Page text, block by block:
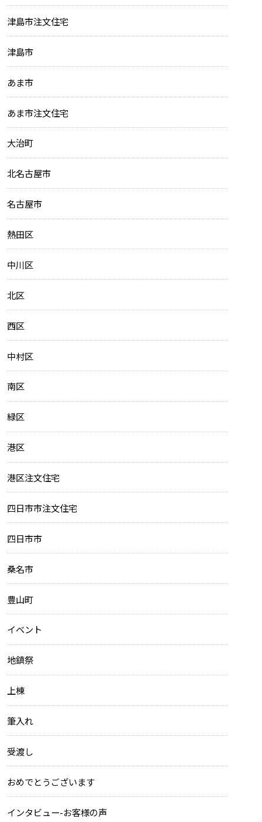
津島市注文住宅
津島市
あま市
あま市注文住宅
大治町
北名古屋市
名古屋市
熱田区
中川区
北区
西区
中村区
南区
緑区
港区
港区注文住宅
四日市市注文住宅
四日市市
桑名市
豊山町
イベント
地鎮祭
上棟
筆入れ
受渡し
おめでとうございます
インタビュー-お客様の声